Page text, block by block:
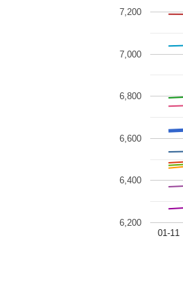
01-11
6,200
6,400
6,600
6,800
7,000
7,200